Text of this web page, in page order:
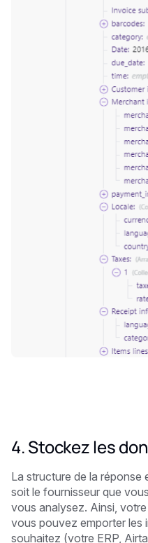
4. Stockez les
La structure de la réponse
soit le fournisseur que
vous analysez. Ainsi,
vous pouvez emporter les
souhaitez (votre ERP,